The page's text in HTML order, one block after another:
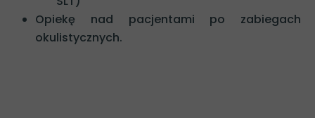
Opiekę nad pacjentami po zabiegach
okulistycznych.